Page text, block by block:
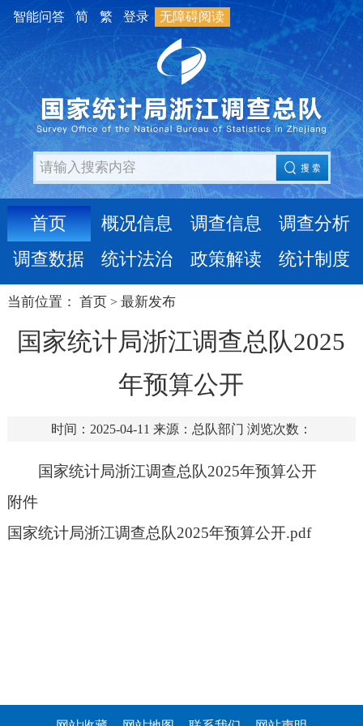
智能问答 简 繁 登录 无障碍阅读
首页 概况信息 调查信息
调查分析
调查数据
统计法治 政策解读 统计制度
当前位置： 首页 > 最新发布
国家统计局浙江调查总队2025
年预算公开
时间：2025-04-11 来源：总队部门 浏览次数：
国家统计局浙江调查总队2025年预算公开
附件
国家统计局浙江调查总队2025年预算公开.pdf